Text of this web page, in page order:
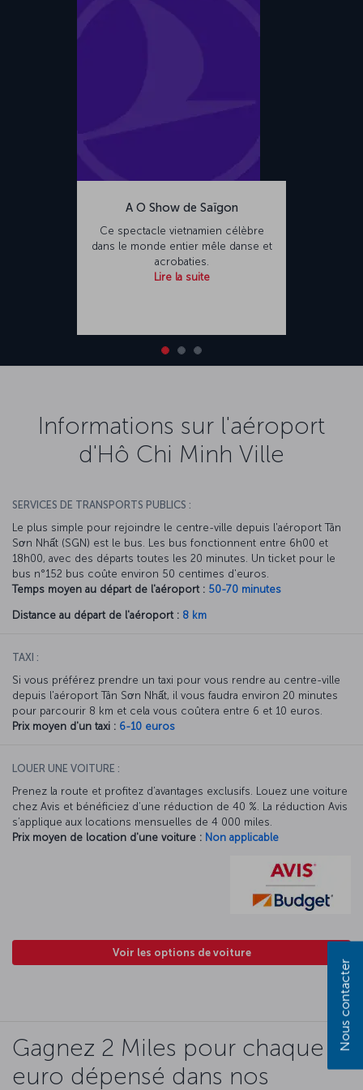
A O Show de Saïgon
Ce spectacle vietnamien célèbre
dans le monde entier mêle danse et
acrobaties.
Lire la suite
Informations sur l'aéroport
d'Hô Chi Minh Ville
SERVICES DE TRANSPORTS PUBLICS :
Le plus simple pour rejoindre le centre-ville depuis l'aéroport Tân
Sơn Nhất (SGN) est le bus. Les bus fonctionnent entre 6h00 et
18h00, avec des départs toutes les 20 minutes. Un ticket pour le
bus n°152 bus coûte environ 50 centimes d'euros.
Temps moyen au départ de l'aéroport : 50-70 minutes
Distance au départ de l'aéroport : 8 km
TAXI :
Si vous préférez prendre un taxi pour vous rendre au centre-ville
depuis l'aéroport Tân Sơn Nhất, il vous faudra environ 20 minutes
pour parcourir 8 km et cela vous coûtera entre 6 et 10 euros.
Prix moyen d'un taxi : 6-10 euros
LOUER UNE VOITURE :
Prenez la route et profitez d’avantages exclusifs. Louez une voiture
chez Avis et bénéficiez d’une réduction de 40 %. La réduction Avis
s’applique aux locations mensuelles de 4 000 miles.
Prix moyen de location d'une voiture : Non applicable
Voir les options de voiture
Gagnez 2 Miles pour chaque
euro dépensé dans nos
Nous contacter